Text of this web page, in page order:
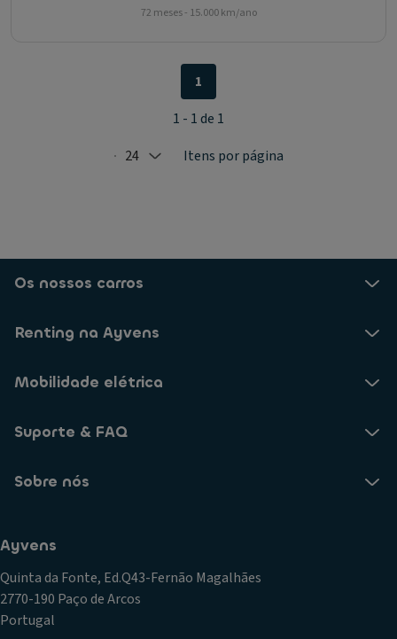
72 meses - 15.000 km/ano
Selected: 24
24 Itens por página
1
1 - 1 de 1
Os nossos carros
Renting na Ayvens
Mobilidade elétrica
Suporte & FAQ
Sobre nós
Ayvens
Quinta da Fonte, Ed.Q43-Fernão Magalhães
2770-190 Paço de Arcos
Portugal